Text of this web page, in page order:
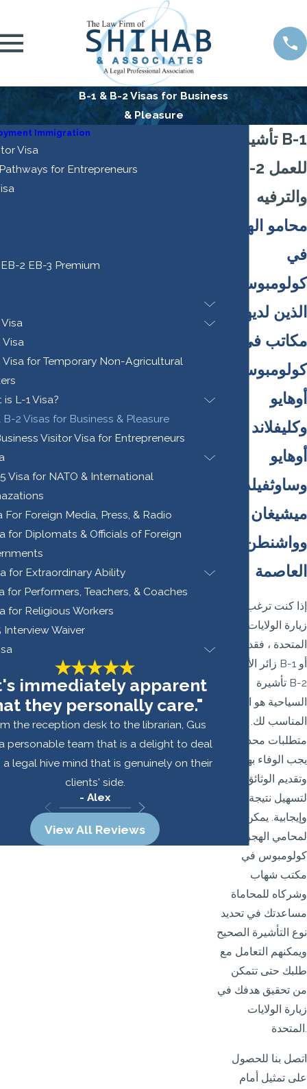
B-1 & B-2 Visas for Business
& Pleasure
تأشيرات B-1
والترفيه
محامو الهجرة
في
كولومبوس
الذين لديهم
مكاتب في
كولومبوس
أوهايو
وكليفلاند
أوهايو
وساوثفيلد
ميشيغان
وواشنطن
العاصمة
إذا كنت ترغب في
زيارة الولايات
المتحدة ، فقد يكون
زائر الأعمال B-1 أو
تأشيرة B-2
السياحية هو الخيار
المناسب لك. هناك
متطلبات محددة
يجب الوفاء بها ،
وتقديم الوثائق ،
لتسهيل نتيجة سريعة
وإيجابية. يمكن
لمحامي الهجرة في
كولومبوس في
مكتب شهاب
وشركاه للمحاماة
مساعدتك في تحديد
نوع التأشيرة الصحيح
ويمكنهم التعامل مع
طلبك حتى تتمكن
من تحقيق هدفك في
زيارة الولايات
المتحدة.
اتصل بنا للحصول
على تمثيل أمام
Immigration
Visa
for Entrepreneurs
2 EB-3 Premium
Visa
Visa for Temporary Non-Agricultural
is L-1 Visa?
B-2 Visas for Business & Pleasure
Visitor Visa for Entrepreneurs
Visa for NATO & International
For Foreign Media, Press, & Radio
for Diplomats & Officials of Foreign
for Extraordinary Ability
for Performers, Teachers, & Coaches
for Religious Workers
Interview Waiver
immediately apparent
they personally care."
the reception desk to the librarian, Gus
personable team that is a delight to deal
a legal hive mind that is genuinely on their
clients' side.
- Alex
View All Reviews